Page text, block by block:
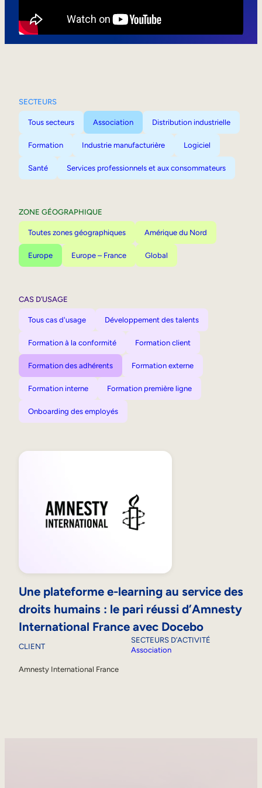
SECTEURS
Tous secteurs Association Distribution industrielle
Formation Industrie manufacturière Logiciel
Santé Services professionnels et aux consommateurs
ZONE GÉOGRAPHIQUE
Toutes zones géographiques Amérique du Nord
Europe Europe – France Global
CAS D’USAGE
Tous cas d'usage Développement des talents
Formation à la conformité Formation client
Formation des adhérents Formation externe
Formation interne Formation première ligne
Onboarding des employés
Une plateforme e-learning au service des
droits humains : le pari réussi d’Amnesty
International France avec Docebo
CLIENT
Amnesty International France
SECTEURS D’ACTIVITÉ
Association